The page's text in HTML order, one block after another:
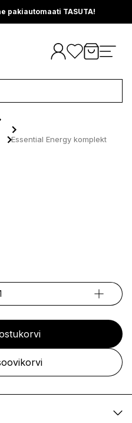
pakiautomaati TASUTA!
Essential Energy komplekt